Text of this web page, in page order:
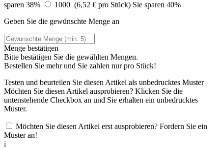
sparen 38%
1000 (6,52 € pro Stück) Sie sparen 40%
Geben Sie die gewünschte Menge an
Menge bestätigen
Bitte bestätigen Sie die gewählten Mengen.
Bestellen Sie mehr und Sie zahlen nurpro Stück!
Testen und beurteilen Sie diesen Artikel als unbedrucktes Muster
Möchten Sie diesen Artikel ausprobieren? Klicken Sie die
untenstehende Checkbox an und Sie erhalten ein unbedrucktes
Muster.
Möchten Sie diesen Artikel erst ausprobieren? Fordern Sie ein
Muster an!
i